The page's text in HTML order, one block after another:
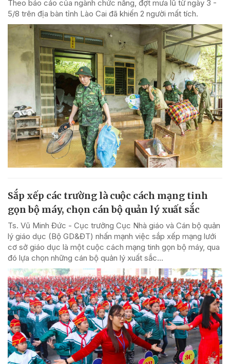
Theo báo cáo của ngành chức năng, đợt mưa lũ từ ngày 3 -
5/8 trên địa bàn tỉnh Lào Cai đã khiến 2 người mất tích.
Sắp xếp các trường là cuộc cách mạng tinh
gọn bộ máy, chọn cán bộ quản lý xuất sắc
Ts. Vũ Minh Đức - Cục trưởng Cục Nhà giáo và Cán bộ quản
lý giáo dục (Bộ GD&ĐT) nhấn mạnh việc sắp xếp mạng lưới
cơ sở giáo dục là một cuộc cách mạng tinh gọn bộ máy, qua
đó lựa chọn những cán bộ quản lý xuất sắc...